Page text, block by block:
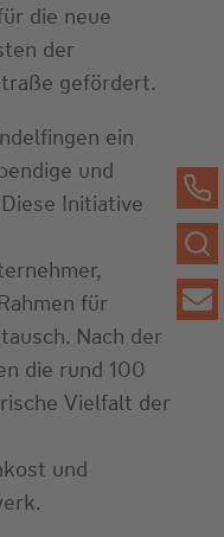
die neue
der
gefördert.
ein
und
Initiative
für
Nach der
die rund 100
Vielfalt der
und